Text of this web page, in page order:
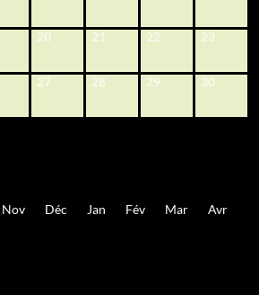
20 21 22 23
27 28 29 30
Nov Déc Jan Fév Mar Avr